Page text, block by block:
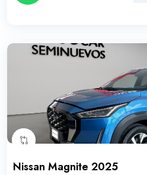
Nissan Magnite 2025